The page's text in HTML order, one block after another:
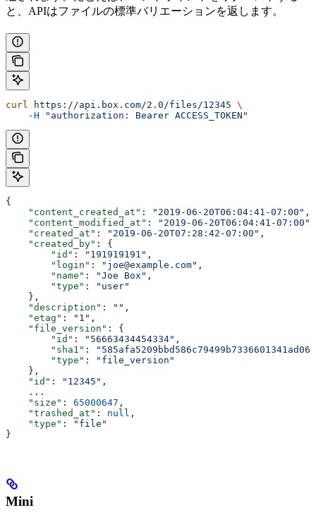
と、APIはファイルの標準バリエーションを返します。
curl https://api.box.com/2.0/files/12345 \
    -H
"authorization: Bearer ACCESS_TOKEN"
{
    "content_created_at"
: "2019-06-20T06:04:41-07:00" ,
    "content_modified_at"
: "2019-06-20T06:04:41-07:00"
    "created_at"
: "2019-06-20T07:28:42-07:00" ,
    "created_by"
: {
        "id"
: "191919191" ,
        "login"
: "joe@example.com" ,
        "name"
: "Joe Box" ,
        "type"
:
"user"
    },
    "description"
: "" ,
    "etag"
: "1" ,
    "file_version"
: {
        "id"
: "56663434454334" ,
        "sha1"
:
        "type"
:
"file_version"
    },
    "id"
: "12345" ,
    ...
    "size"
: 65000647 ,
    "trashed_at"
: null ,
    "type"
:
"file"
}
Mini